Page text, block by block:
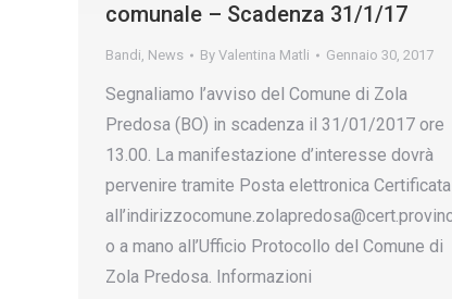
comunale – Scadenza 31/1/17
Bandi, News By Valentina Matli Gennaio 30, 2017
Segnaliamo l’avviso del Comune di Zola
Predosa (BO) in scadenza il 31/01/2017 ore
13.00. La manifestazione d’interesse dovrà
pervenire tramite Posta elettronica Certificata
o a mano all’Ufficio Protocollo del Comune di
Zola Predosa. Informazioni